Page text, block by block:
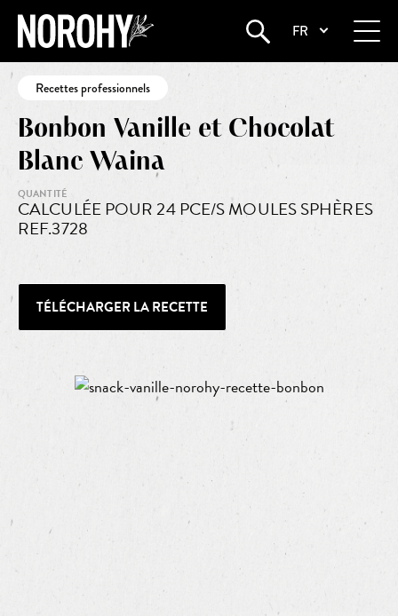
FR
Recettes professionnels
Bonbon Vanille et Chocolat
Blanc Waina
QUANTITÉ
CALCULÉE POUR 24 PCE/S MOULES SPHÈRES
REF.3728
TÉLÉCHARGER LA RECETTE